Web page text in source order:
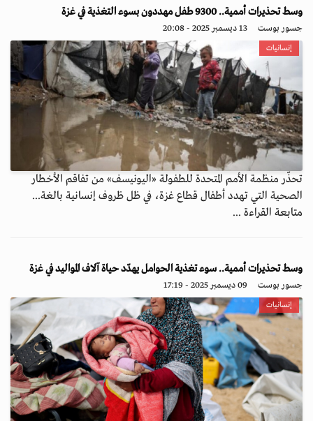
وسط تحذيرات أممية.. 9300 طفل مهددون بسوء التغذية في غزة
جسور بوست 13 ديسمبر 2025 - 20:08
إنسانيات
تحذّر منظمة الأمم المتحدة للطفولة «اليونيسف» من تفاقم الأخطار
الصحية التي تهدد أطفال قطاع غزة، في ظل ظروف إنسانية بالغة...
متابعة القراءة ...
وسط تحذيرات أممية.. سوء تغذية الحوامل يهدّد حياة آلاف المواليد في غزة
جسور بوست 09 ديسمبر 2025 - 17:19
إنسانيات